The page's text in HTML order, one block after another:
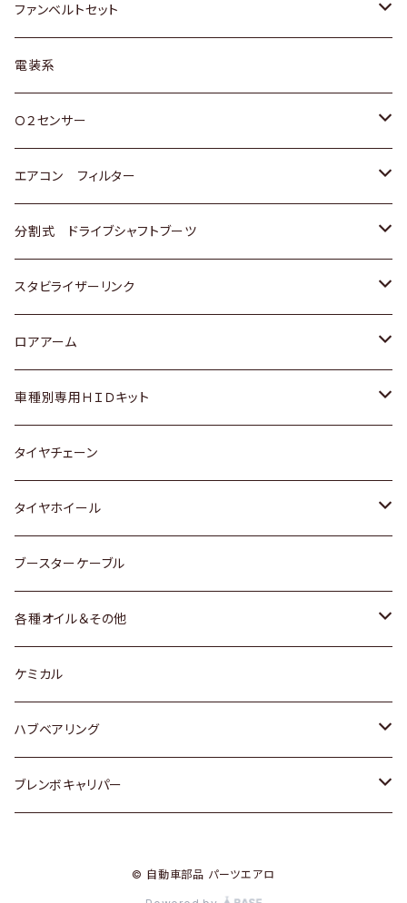
スバル
日野
マツダ
三菱
スバル
マツダ
ダイハツ
マツダ
三菱
スバル
スズキ
日産
ダイハツ
マツダ
三菱
スバル
トヨタ
スズキ
ダイハツ
三菱
スバル
ファンベルトセット
トヨタ
ホンダ
スズキ
日産
いすゞ
ダイハツ
マツダ
三菱
スバル
レクサス
電装系
Ｏ２センサー
トヨタ
ホンダ
スズキ
日産
ダイハツ
マツダ
三菱
スバル
エアコン フィルター
トヨタ
ホンダ
スズキ
日産
いすゞ
ダイハツ
マツダ
三菱
スバル
分割式 ドライブシャフトブーツ
トヨタ
ホンダ
スズキ
日産
ダイハツ
スバル
スタビライザーリンク
トヨタ
ホンダ
スズキ
日産
ダイハツ
マツダ
ロアアーム
ホンダ
スズキ
日産
ダイハツ
マツダ
スバル
車種別専用ＨＩＤキット
トヨタ
マツダ
タイヤチェーン
タイヤホイール
トヨタ
ホンダ
スズキ
日産
ダイハツ
ブースターケーブル
各種オイル＆その他
ディーデル洗浄添加剤
ケミカル
ハブベアリング
トヨタ
ブレンボキャリパー
© 自動車部品 パーツエアロ